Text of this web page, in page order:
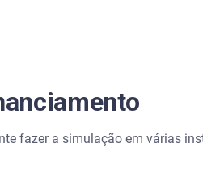
fazer a simulação em várias